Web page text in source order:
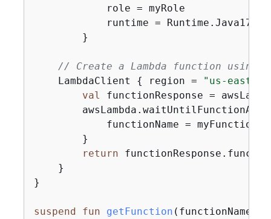
            role = myRole
            runtime = Runtime.Java17
        }
// Create a Lambda function using
    LambdaClient
{ region = "us-east-1"
val
functionResponse =
functionName =
        }
return
    }
}
suspend fun getFunction